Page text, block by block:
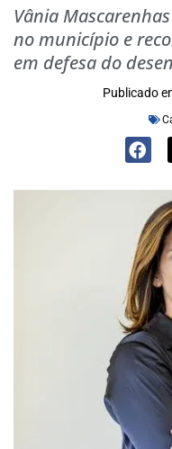
Vânia
no município e
em defesa do
Publicado